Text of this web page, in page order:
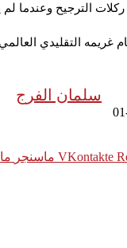
ركلات الترجيح
الجزاء بنتيجة 5/4 في اللقاء الذي
سلمان الفرج
ماسنجر